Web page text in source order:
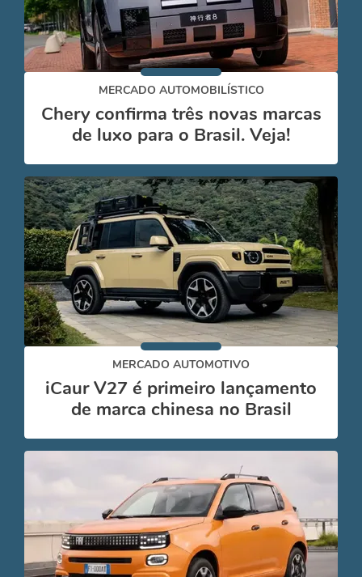
MERCADO AUTOMOBILÍSTICO
Chery confirma três novas marcas
de luxo para o Brasil. Veja!
MERCADO AUTOMOTIVO
iCaur V27 é primeiro lançamento
de marca chinesa no Brasil